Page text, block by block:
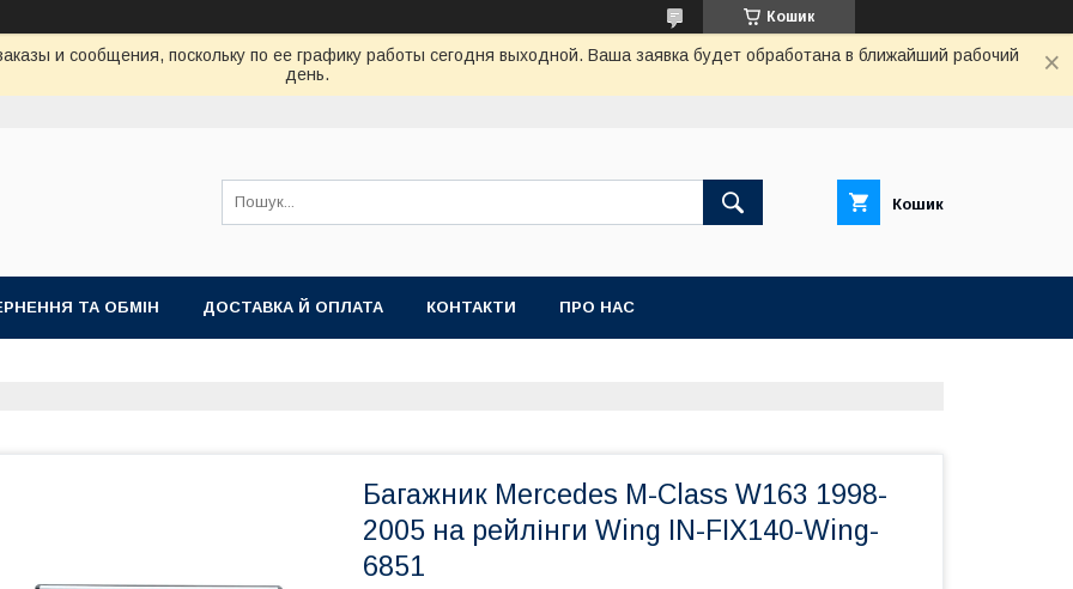
Кошик
и сообщения, поскольку по ее графику работы сегодня выходной. Ваша заявка будет обработана в ближайший рабочий
день.
Кошик
ТА ОБМІН ДОСТАВКА Й ОПЛАТА КОНТАКТИ ПРО НАС
Багажник Mercedes M-Class W163 1998-
2005 на рейлінги Wing IN-FIX140-Wing-
6851